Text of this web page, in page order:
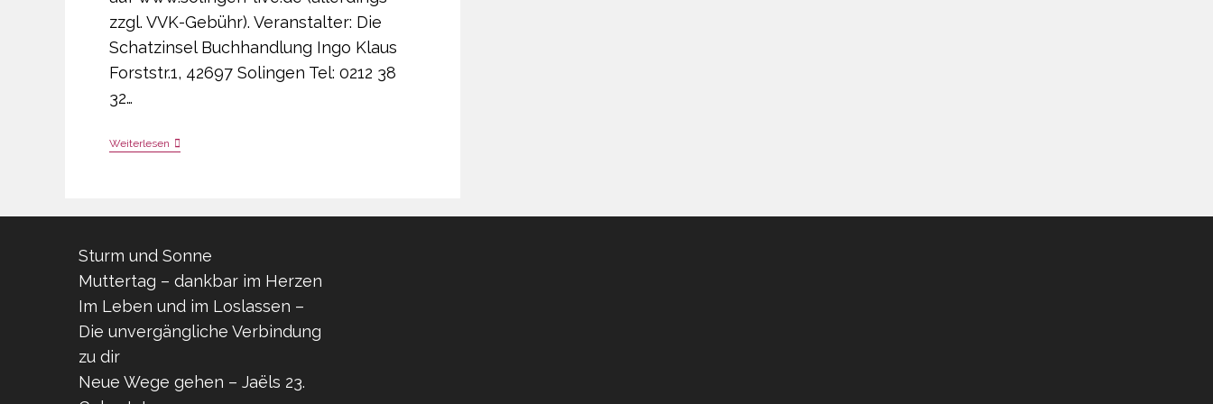
zzgl. VVK-Gebühr). Veranstalter: Die
Schatzinsel Buchhandlung Ingo Klaus
Forststr.1, 42697 Solingen Tel: 0212 38
32…
WeiterlesenBuchpräsentation
Sturm und Sonne
Muttertag – dankbar im Herzen
Im Leben und im Loslassen –
Die unvergängliche Verbindung
zu dir
Neue Wege gehen – Jaëls 23.